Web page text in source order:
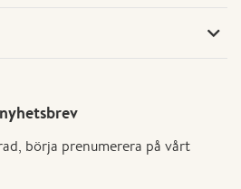
börja prenumerera på vårt